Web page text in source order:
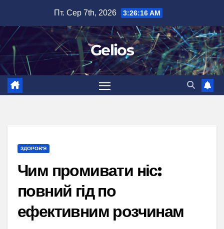
вмісту
Пт. Сер 7th, 2026 3:26:17 AM
Gelios
ЗДОРОВ'Я
Чим промивати ніс:
повний гід по
ефективним розчинам